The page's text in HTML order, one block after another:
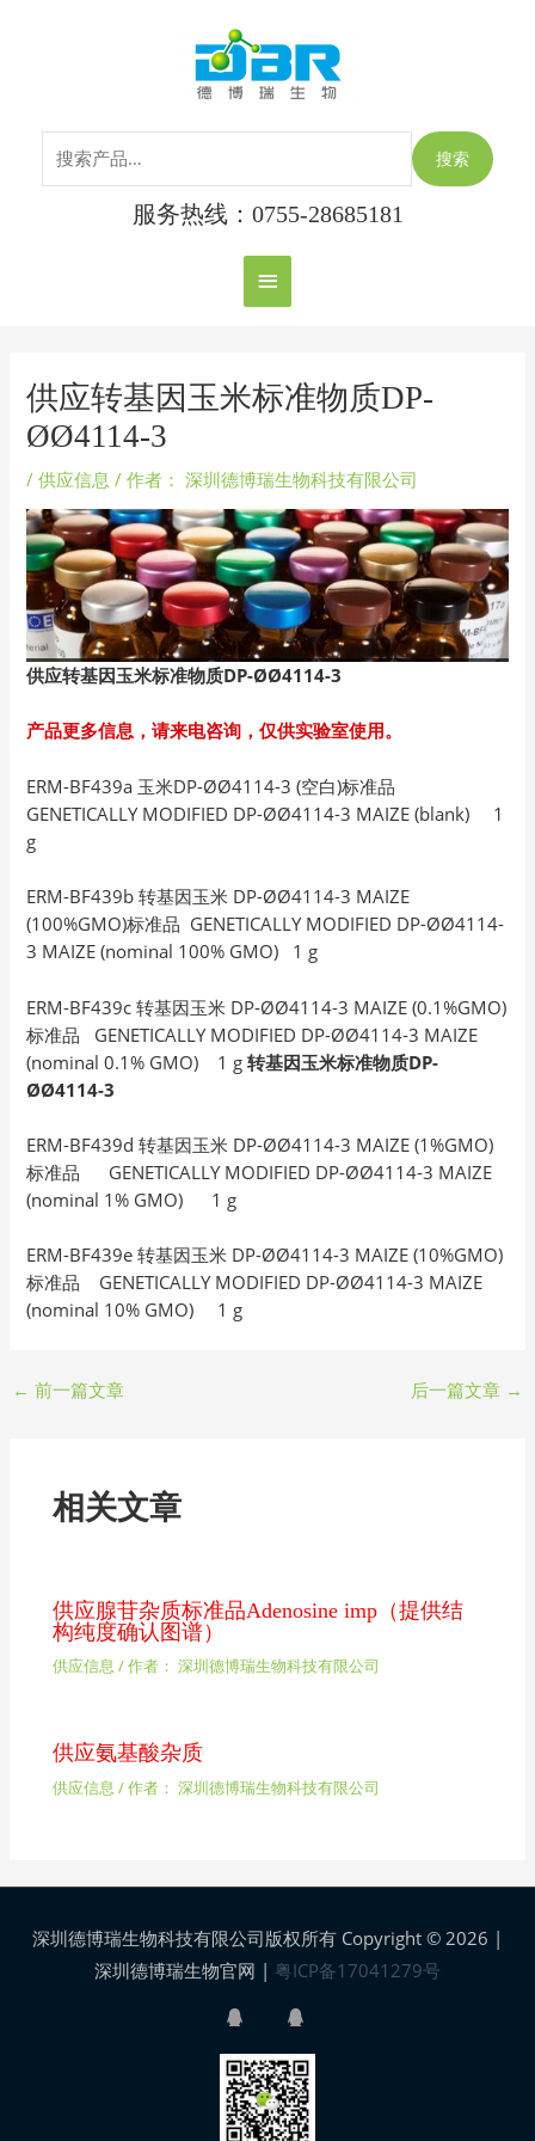
主
菜
单
搜索
服务热线：0755-28685181
供应转基因玉米标准物质DP-
ØØ4114-3
/供应信息 / 作者： 深圳德博瑞生物科技有限公司
供应转基因玉米标准物质DP-ØØ4114-3
产品更多信息，请来电咨询，仅供实验室使用。
ERM-BF439a 玉米DP-ØØ4114-3 (空白)标准品
GENETICALLY MODIFIED DP-ØØ4114-3 MAIZE (blank) 1
g
ERM-BF439b 转基因玉米 DP-ØØ4114-3 MAIZE
(100%GMO)标准品 GENETICALLY MODIFIED DP-ØØ4114-
3 MAIZE (nominal 100% GMO) 1 g
ERM-BF439c 转基因玉米 DP-ØØ4114-3 MAIZE (0.1%GMO)
标准品 GENETICALLY MODIFIED DP-ØØ4114-3 MAIZE
(nominal 0.1% GMO) 1 g转基因玉米标准物质DP-
ØØ4114-3
ERM-BF439d 转基因玉米 DP-ØØ4114-3 MAIZE (1%GMO)
标准品 GENETICALLY MODIFIED DP-ØØ4114-3 MAIZE
(nominal 1% GMO) 1 g
ERM-BF439e 转基因玉米 DP-ØØ4114-3 MAIZE (10%GMO)
标准品 GENETICALLY MODIFIED DP-ØØ4114-3 MAIZE
(nominal 10% GMO) 1 g
← 前一篇文章 后一篇文章 →
相关文章
供应腺苷杂质标准品Adenosine imp（提供结
构纯度确认图谱）
供应信息 / 作者： 深圳德博瑞生物科技有限公司
供应氨基酸杂质
供应信息 / 作者： 深圳德博瑞生物科技有限公司
深圳德博瑞生物科技有限公司版权所有 Copyright © 2026 |
深圳德博瑞生物官网 | 粤ICP备17041279号